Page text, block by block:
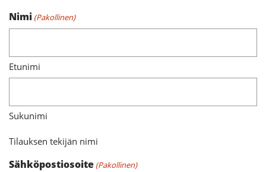
Nimi (Pakollinen)
Etunimi
Sukunimi
Tilauksen tekijän nimi
Sähköpostiosoite (Pakollinen)